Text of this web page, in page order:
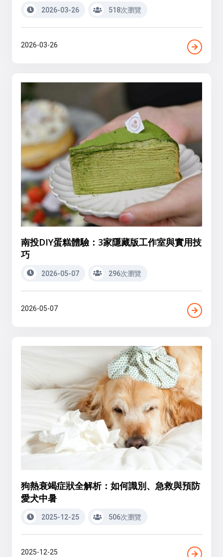
2026-03-26 518次瀏覽
2026-03-26
南投DIY蛋糕體驗：3家隱藏版工作室與實用技
巧
2026-05-07 296次瀏覽
2026-05-07
狗熱衰竭症狀全解析：如何識別、急救與預防
愛犬中暑
2025-12-25 506次瀏覽
2025-12-25